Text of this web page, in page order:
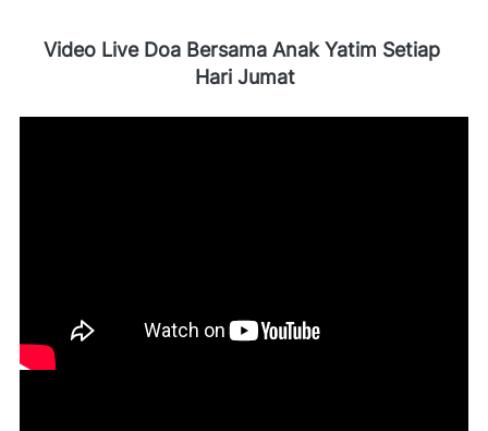
Video Live Doa Bersama Anak Yatim Setiap
Hari Jumat